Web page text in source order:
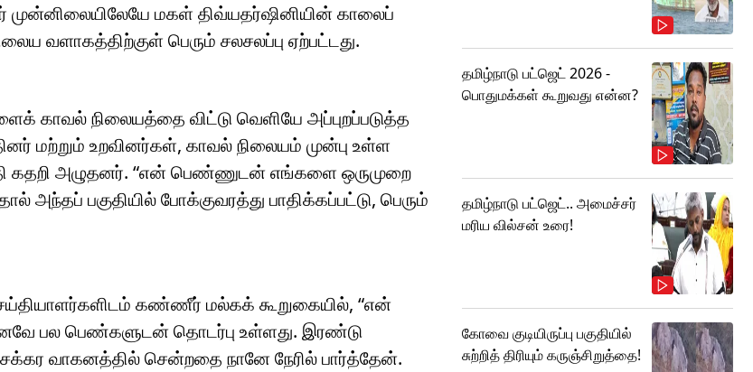
முன்னிலையிலேயே மகள் திவ்யதர்ஷினியின் காலைப்
வளாகத்திற்குள் பெரும் சலசலப்பு ஏற்பட்டது.
காவல் நிலையத்தை விட்டு வெளியே அப்புறப்படுத்த
மற்றும் உறவினர்கள், காவல் நிலையம் முன்பு உள்ள
கதறி அழுதனர். “என் பெண்ணுடன் எங்களை ஒருமுறை
பகுதியில் போக்குவரத்து பாதிக்கப்பட்டு, பெரும்
கண்ணீர் மல்கக் கூறுகையில், “என்
பல பெண்களுடன் தொடர்பு உள்ளது. இரண்டு
வாகனத்தில் சென்றதை நானே நேரில் பார்த்தேன்.
தமிழ்நாடு பட்ஜெட் 2026 -
பொதுமக்கள் கூறுவது என்ன?
தமிழ்நாடு பட்ஜெட்.. அமைச்சர்
மரிய வில்சன் உரை!
கோவை குடியிருப்பு பகுதியில்
சுற்றித் திரியும் கருஞ்சிறுத்தை!